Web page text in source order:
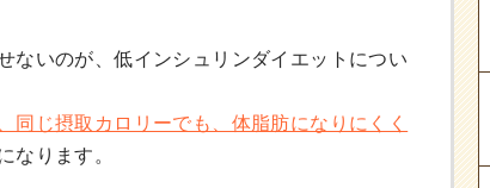
ないのが、低インシュリンダイエットについ
同じ摂取カロリーでも、体脂肪になりにくく
なります。